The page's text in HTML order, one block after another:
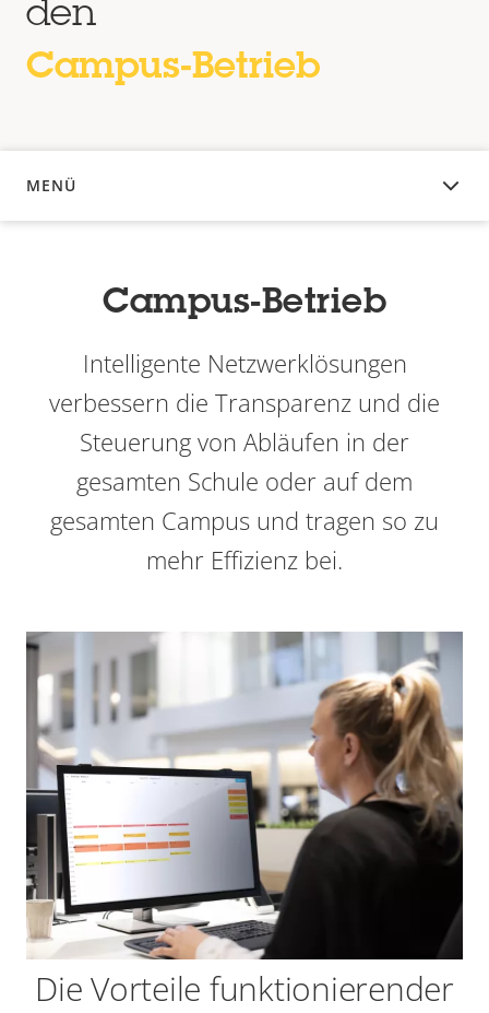
den
Campus-Betrieb
MENÜ
ÜBERSICHT
Campus-Betrieb
Intelligente Netzwerklösungen
verbessern die Transparenz und die
Steuerung von Abläufen in der
gesamten Schule oder auf dem
gesamten Campus und tragen so zu
mehr Effizienz bei.
Die Vorteile funktionierender